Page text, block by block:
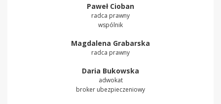
Paweł Cioban
radca prawny
wspólnik
Magdalena Grabarska
radca prawny
Daria Bukowska
adwokat
broker ubezpieczeniowy